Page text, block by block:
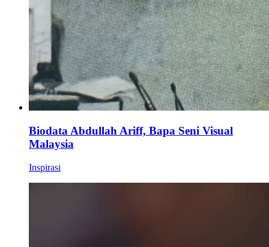
Biodata Abdullah Ariff, Bapa Seni Visual
Malaysia
Inspirasi